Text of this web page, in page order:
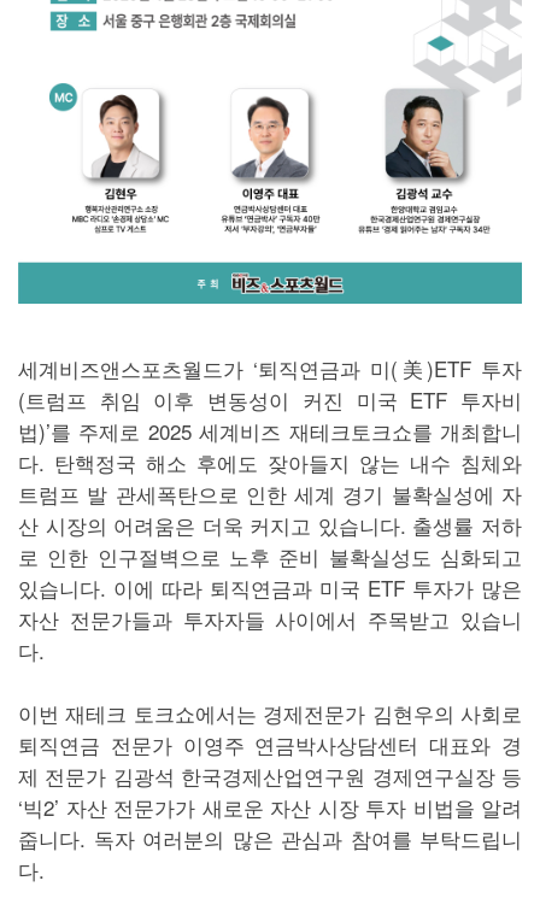
세계비즈앤스포츠월드가 ‘퇴직연금과 미(美)ETF 투자
(트럼프 취임 이후 변동성이 커진 미국 ETF 투자비
법)’를 주제로 2025 세계비즈 재테크토크쇼를 개최합니
다. 탄핵정국 해소 후에도 잦아들지 않는 내수 침체와
트럼프 발 관세폭탄으로 인한 세계 경기 불확실성에 자
산 시장의 어려움은 더욱 커지고 있습니다. 출생률 저하
로 인한 인구절벽으로 노후 준비 불확실성도 심화되고
있습니다. 이에 따라 퇴직연금과 미국 ETF 투자가 많은
자산 전문가들과 투자자들 사이에서 주목받고 있습니
다.
이번 재테크 토크쇼에서는 경제전문가 김현우의 사회로
퇴직연금 전문가 이영주 연금박사상담센터 대표와 경
제 전문가 김광석 한국경제산업연구원 경제연구실장 등
‘빅2’ 자산 전문가가 새로운 자산 시장 투자 비법을 알려
줍니다. 독자 여러분의 많은 관심과 참여를 부탁드립니
다.